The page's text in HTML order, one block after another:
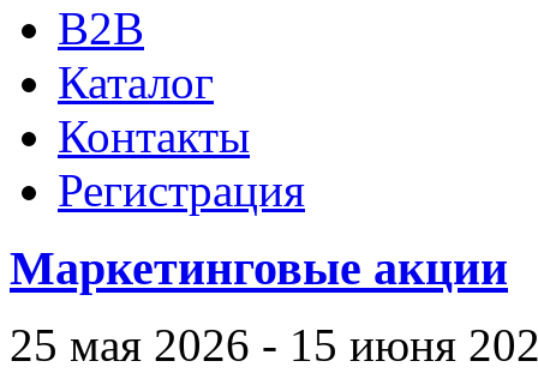
B2B
Каталог
Контакты
Регистрация
Маркетинговые акции
25 мая 2026 - 15 июня